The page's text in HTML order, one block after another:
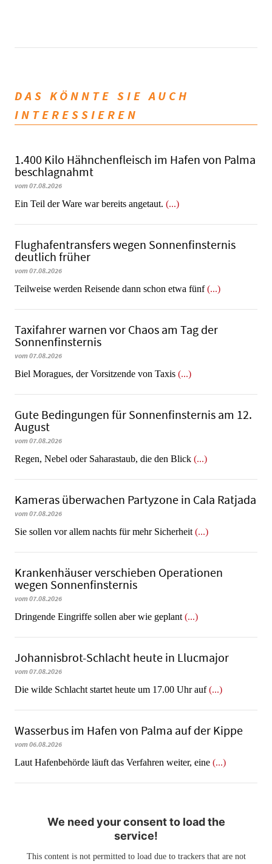
DAS KÖNNTE SIE AUCH
INTERESSIEREN
1.400 Kilo Hähnchenfleisch im Hafen von Palma
beschlagnahmt
vom 07.08.2026
​​​​​​​Ein Teil der Ware war bereits angetaut. (...)
Flughafentransfers wegen Sonnenfinsternis
deutlich früher
vom 07.08.2026
Teilweise werden Reisende dann schon etwa fünf(...)
Taxifahrer warnen vor Chaos am Tag der
Sonnenfinsternis
vom 07.08.2026
​​​​​​​Biel Moragues, der Vorsitzende von Taxis (...)
Gute Bedingungen für Sonnenfinsternis am 12.
August
vom 07.08.2026
Regen, Nebel oder Saharastaub, die den Blick (...)
Kameras überwachen Partyzone in Cala Ratjada
vom 07.08.2026
Sie sollen vor allem nachts für mehr Sicherheit (...)
Krankenhäuser verschieben Operationen
wegen Sonnenfinsternis
vom 07.08.2026
Dringende Eingriffe sollen aber wie geplant (...)
Johannisbrot-Schlacht heute in Llucmajor
vom 07.08.2026
Die wilde Schlacht startet heute um 17.00 Uhr auf(...)
Wasserbus im Hafen von Palma auf der Kippe
vom 06.08.2026
Laut Hafenbehörde läuft das Verfahren weiter, eine (...)
We need your consent to load the
service!
This content is not permitted to load due to trackers that are not